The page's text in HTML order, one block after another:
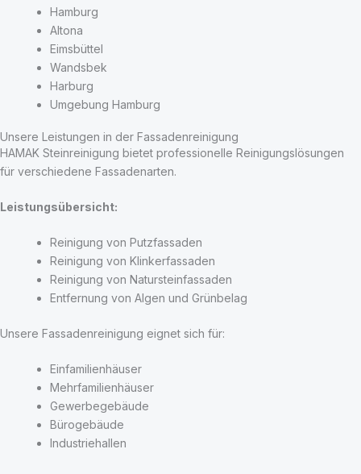
Hamburg
Altona
Eimsbüttel
Wandsbek
Harburg
Umgebung Hamburg
Unsere Leistungen in der Fassadenreinigung
HAMAK Steinreinigung bietet professionelle Reinigungslösungen
für verschiedene Fassadenarten.
Leistungsübersicht:
Reinigung von Putzfassaden
Reinigung von Klinkerfassaden
Reinigung von Natursteinfassaden
Entfernung von Algen und Grünbelag
Unsere Fassadenreinigung eignet sich für:
Einfamilienhäuser
Mehrfamilienhäuser
Gewerbegebäude
Bürogebäude
Industriehallen